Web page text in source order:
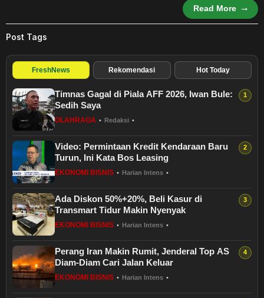
Travel
Environmental
Read More
Post Tags
FreshNews Rekomendasi Hot Today
Timnas Gagal di Piala AFF 2026, Iwan Bule:
Sedih Saya
OLAHRAGA • Redaksi •
Video: Permintaan Kredit Kendaraan Baru
Turun, Ini Kata Bos Leasing
EKONOMI BISNIS • Harian Intens •
Ada Diskon 50%+20%, Beli Kasur di
Transmart Tidur Makin Nyenyak
EKONOMI BISNIS • Harian Intens •
Perang Iran Makin Rumit, Jenderal Top AS
Diam-Diam Cari Jalan Keluar
EKONOMI BISNIS • Harian Intens •